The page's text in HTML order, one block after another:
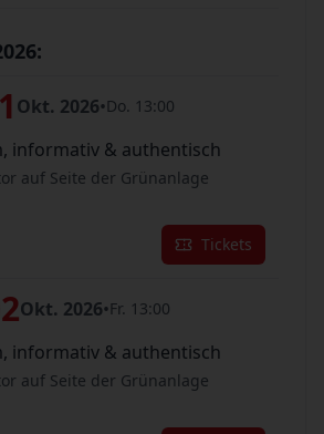
Okt. 2026•Do. 13:00
informativ & authentisch
auf Seite der Grünanlage
Tickets
Okt. 2026•Fr. 13:00
informativ & authentisch
auf Seite der Grünanlage